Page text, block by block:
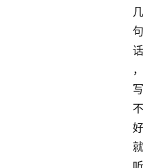
几
句
话
，
写
不
好
就